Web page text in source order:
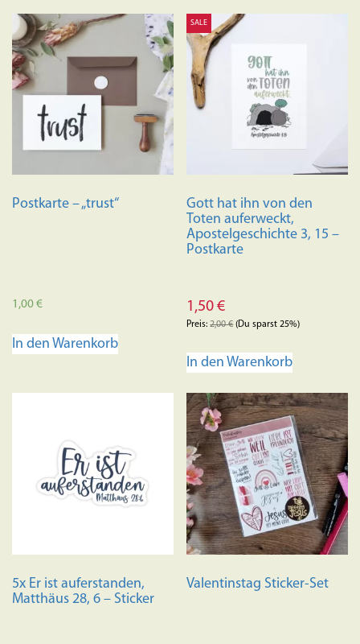
Postkarte – „trust“
1,00€
In den Warenkorb
SALE
Gott hat ihn von den
Toten auferweckt,
Apostelgeschichte 3, 15 –
Postkarte
1,50€
Preis:2,00€(Du sparst 25%)
In den Warenkorb
5x Er ist auferstanden,
Matthäus 28, 6 – Sticker
Valentinstag Sticker-Set